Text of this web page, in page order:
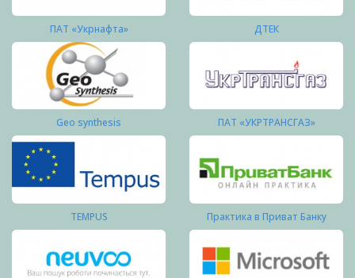
ПАТ «Укрнафта» ДТЕК
Geo synthesis ПАТ «УКРТРАНСГАЗ»
TEMPUS Практика в Приват Банку